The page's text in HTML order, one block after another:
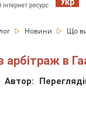
Новини Що
в
Автор: